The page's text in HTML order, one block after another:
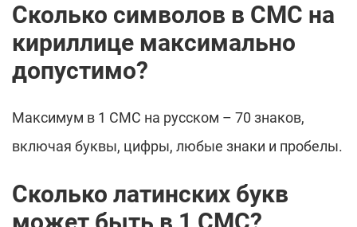
Сколько символов в СМС на
кириллице максимально
допустимо?
Максимум в 1 СМС на русском – 70 знаков,
включая буквы, цифры, любые знаки и пробелы.
Сколько латинских букв